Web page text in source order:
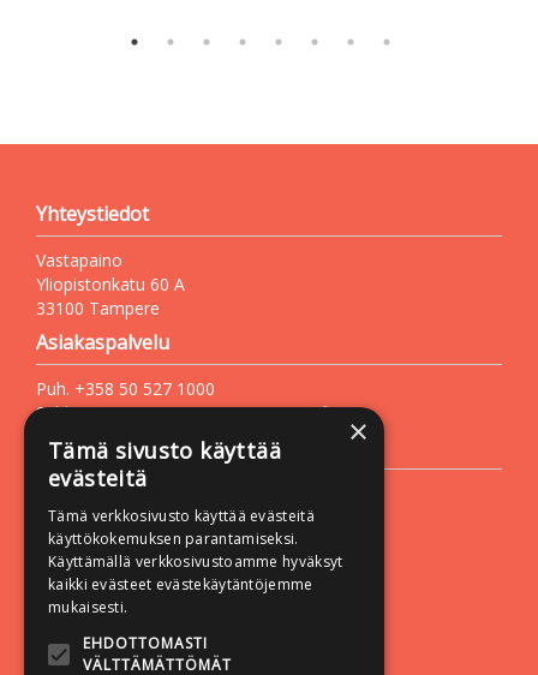
Yhteystiedot
Vastapaino
Yliopistonkatu 60 A
33100 Tampere
Asiakaspalvelu
Puh. +358 50 527 1000
Sähköposti:vastapaino@vastapaino.fi
Lisätietoa
Toimitusehdot
Käyttöohjeet
Tietosuojaseloste
Saavutettavuusseloste
×
Tämä sivusto käyttää
evästeitä
Tämä verkkosivusto käyttää evästeitä
käyttökokemuksen parantamiseksi.
Käyttämällä verkkosivustoamme hyväksyt
kaikki evästeet evästekäytäntöjemme
mukaisesti.
EHDOTTOMASTI
VÄLTTÄMÄTTÖMÄT